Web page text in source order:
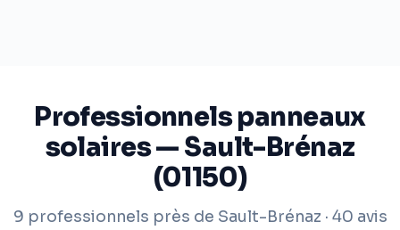
Professionnels panneaux
solaires — Sault-Brénaz
(01150)
9 professionnels près de Sault-Brénaz · 40 avis